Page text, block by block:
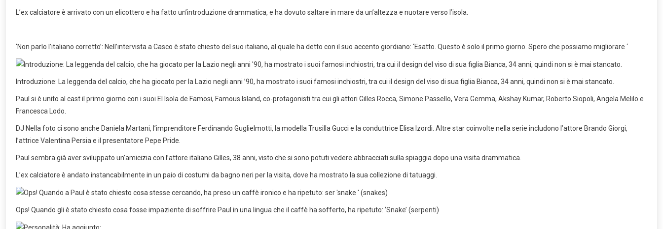
L’ex calciatore è arrivato con un elicottero e ha fatto un’introduzione drammatica, e ha dovuto saltare in mare da un’altezza e nuotare verso l’isola.
‘Non parlo l’italiano corretto’: Nell’intervista a Casco è stato chiesto del suo italiano, al quale ha detto con il suo accento giordiano: ‘Esatto. Questo è solo il primo giorno. Spero che possiamo migliorare ‘
Introduzione: La leggenda del calcio, che ha giocato per la Lazio negli anni ’90, ha mostrato i suoi famosi inchiostri, tra cui il design del viso di sua figlia Bianca, 34 anni, quindi non si è mai stancato.
Paul si è unito al cast il primo giorno con i suoi El Isola de Famosi, Famous Island, co-protagonisti tra cui gli attori Gilles Rocca, Simone Passello, Vera Gemma, Akshay Kumar, Roberto Siopoli, Angela Melilo e
Francesca Lodo.
DJ Nella foto ci sono anche Daniela Martani, l’imprenditore Ferdinando Guglielmotti, la modella Trusilla Gucci e la conduttrice Elisa Izordi. Altre star coinvolte nella serie includono l’attore Brando Giorgi,
l’attrice Valentina Persia e il presentatore Pepe Pride.
Paul sembra già aver sviluppato un’amicizia con l’attore italiano Gilles, 38 anni, visto che si sono potuti vedere abbracciati sulla spiaggia dopo una visita drammatica.
L’ex calciatore è andato instancabilmente in un paio di costumi da bagno neri per la visita, dove ha mostrato la sua collezione di tatuaggi.
Ops! Quando gli è stato chiesto cosa fosse impaziente di soffrire Paul in una lingua che il caffè ha sofferto, ha ripetuto: ‘Snake’ (serpenti)